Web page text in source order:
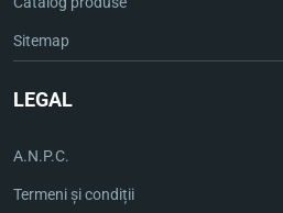
Contactează-ne azi pentru a
✉️import@europeanfood.ro📞
Sitemap
LEGAL
A.N.P.C.
Termeni și condiții